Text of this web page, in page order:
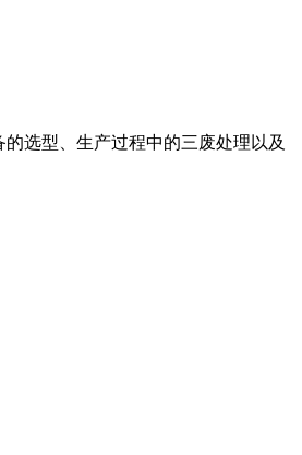
选型、生产过程中的三废处理以及